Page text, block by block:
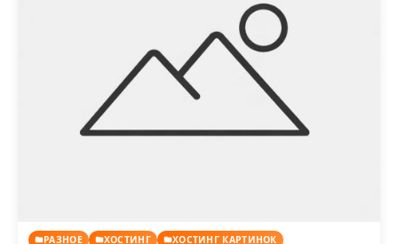
РАЗНОЕ ХОСТИНГ ХОСТИНГ КАРТИНОК